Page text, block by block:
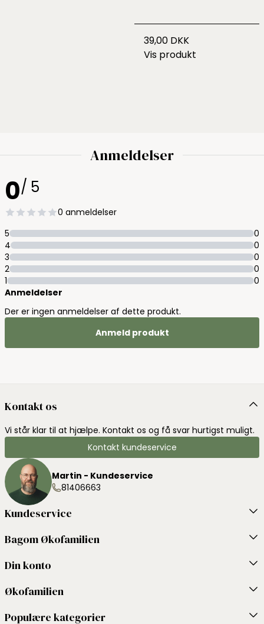
39,00 DKK
Vis produkt
Anmeldelser
0/ 5
0 anmeldelser
5
0
4
0
3
0
2
0
1
0
Anmeldelser
Der er ingen anmeldelser af dette produkt.
Anmeld produkt
Kontakt os
Vi står klar til at hjælpe. Kontakt os og få svar hurtigst muligt.
Kontakt kundeservice
Martin - Kundeservice
81406663
Kundeservice
Bagom Økofamilien
Din konto
Økofamilien
Populære kategorier